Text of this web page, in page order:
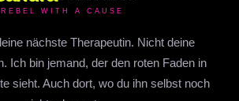
REBEL WITH A CAUSE
nächste Therapeutin. Nicht deine
Ich bin jemand, der den roten Faden in
sieht. Auch dort, wo du ihn selbst noch